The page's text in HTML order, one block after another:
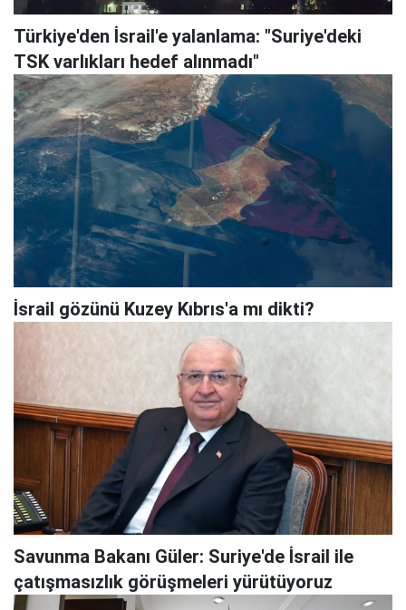
Türkiye'den İsrail'e yalanlama: "Suriye'deki
TSK varlıkları hedef alınmadı"
İsrail gözünü Kuzey Kıbrıs'a mı dikti?
Savunma Bakanı Güler: Suriye'de İsrail ile
çatışmasızlık görüşmeleri yürütüyoruz